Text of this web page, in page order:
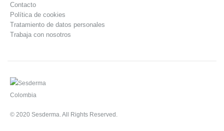
Contacto
Política de cookies
Tratamiento de datos personales
Trabaja con nosotros
© 2020 Sesderma. All Rights Reserved.